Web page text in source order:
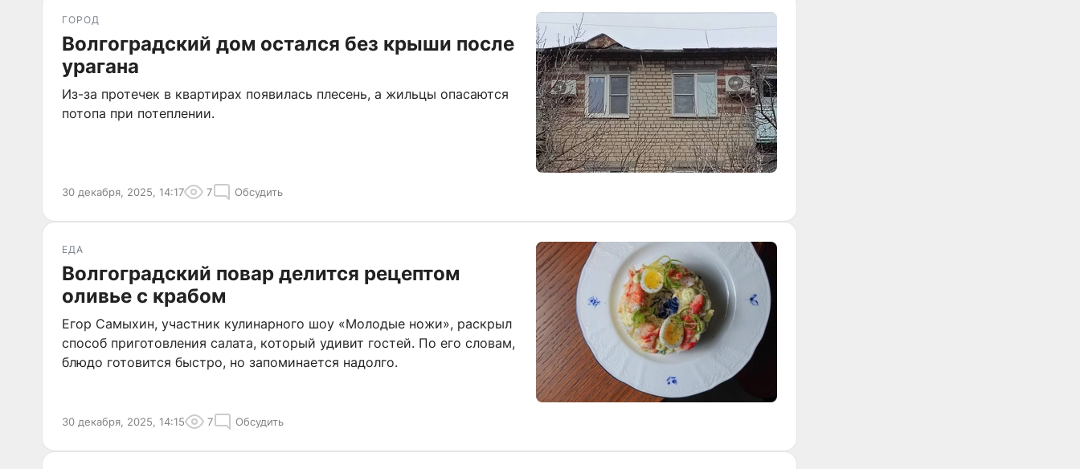
ГОРОД
Волгоградский дом остался без крыши после
урагана
Из-за протечек в квартирах появилась плесень, а жильцы опасаются
потопа при потеплении.
30 декабря, 2025, 14:17 7 Обсудить
ЕДА
Волгоградский повар делится рецептом
оливье с крабом
Егор Самыхин, участник кулинарного шоу «Молодые ножи», раскрыл
способ приготовления салата, который удивит гостей. По его словам,
блюдо готовится быстро, но запоминается надолго.
30 декабря, 2025, 14:15 7 Обсудить